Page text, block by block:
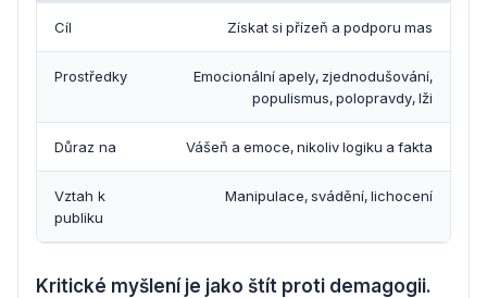
Cíl Získat si přízeň a podporu mas
Prostředky
Emocionální apely, zjednodušování,
populismus, polopravdy, lži
Důraz na Vášeň a emoce, nikoliv logiku a fakta
Vztah k
publiku
Manipulace, svádění, lichocení
Kritické myšlení je jako štít proti demagogii.